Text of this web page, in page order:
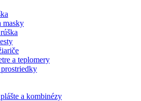
masky
a teplomery
a kombinézy